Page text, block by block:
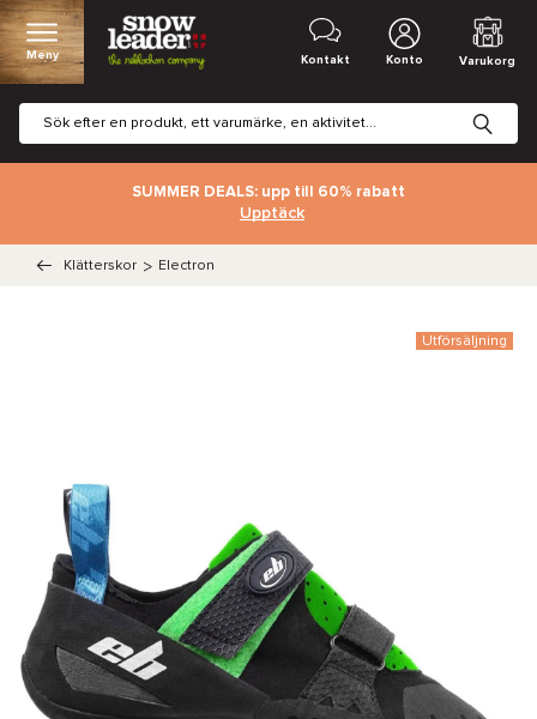
Meny Kontakt Konto Varukorg
SUMMER DEALS: upp till 60% rabatt
Upptäck
Klätterskor > Electron
Utförsäljning